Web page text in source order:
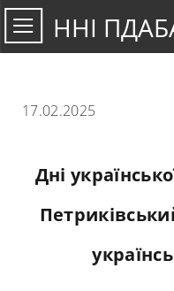
ННІ
17.02.2025
Дні